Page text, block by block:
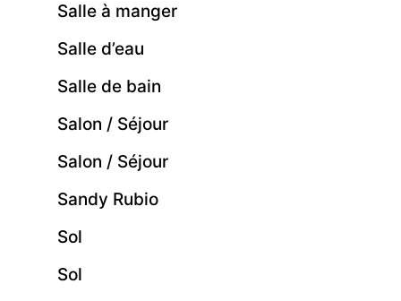
Salle à manger
Salle d’eau
Salle de bain
Salon / Séjour
Salon / Séjour
Sandy Rubio
Sol
Sol